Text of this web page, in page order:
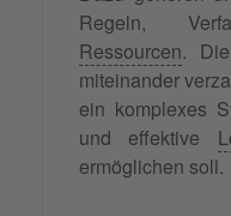
Regeln,
Ressourcen.
miteinander
ein komplexes
und effektive
ermöglichen soll.